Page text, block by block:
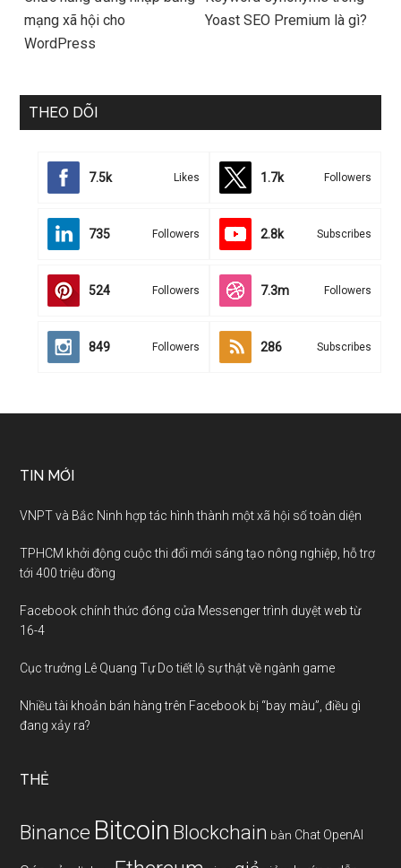
mạng xã hội cho
WordPress
Yoast SEO Premium là gì?
THEO DÕI
7.5k Likes 1.7k Followers
735 Followers 2.8k Subscribes
524 Followers 7.3m Followers
849 Followers 286 Subscribes
TIN MỚI
VNPT và Bắc Ninh hợp tác hình thành một xã hội số toàn diện
TPHCM khởi động cuộc thi đổi mới sáng tạo nông nghiệp, hỗ trợ
tới 400 triệu đồng
Facebook chính thức đóng cửa Messenger trình duyệt web từ
16-4
Cục trưởng Lê Quang Tự Do tiết lộ sự thật về ngành game
Nhiều tài khoản bán hàng trên Facebook bị “bay màu”, điều gì
đang xảy ra?
THẺ
Binance Bitcoin Blockchain bàn Chat OpenAI